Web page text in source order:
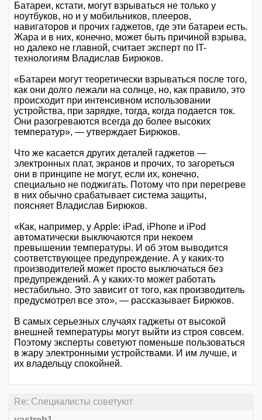
Батареи, кстати, могут взрываться не только у
ноутбуков, но и у мобильников, плееров,
навигаторов и прочих гаджетов, где эти батареи есть.
Жара и в них, конечно, может быть причиной взрыва,
но далеко не главной, считает эксперт по IT-
технологиям Владислав Бирюков.
«Батареи могут теоретически взрываться после того,
как они долго лежали на солнце, но, как правило, это
происходит при интенсивном использовании
устройства, при зарядке, тогда, когда подается ток.
Они разогреваются всегда до более высоких
температур», — утверждает Бирюков.
Что же касается других деталей гаджетов —
электронных плат, экранов и прочих, то загореться
они в принципе не могут, если их, конечно,
специально не поджигать. Потому что при перегреве
в них обычно срабатывает система защиты,
поясняет Владислав Бирюков.
«Как, например, у Apple: iPad, iPhone и iPod
автоматически выключаются при некоем
превышении температуры. И об этом выводится
соответствующее предупреждение. А у каких-то
производителей может просто выключаться без
предупреждений. А у каких-то может работать
нестабильно. Это зависит от того, как производитель
предусмотрел все это», — рассказывает Бирюков.
В самых серьезных случаях гаджеты от высокой
внешней температуры могут выйти из строя совсем.
Поэтому эксперты советуют поменьше пользоваться
в жару электронными устройствами. И им лучше, и
их владельцу спокойней.
Re: Специалисты советуют